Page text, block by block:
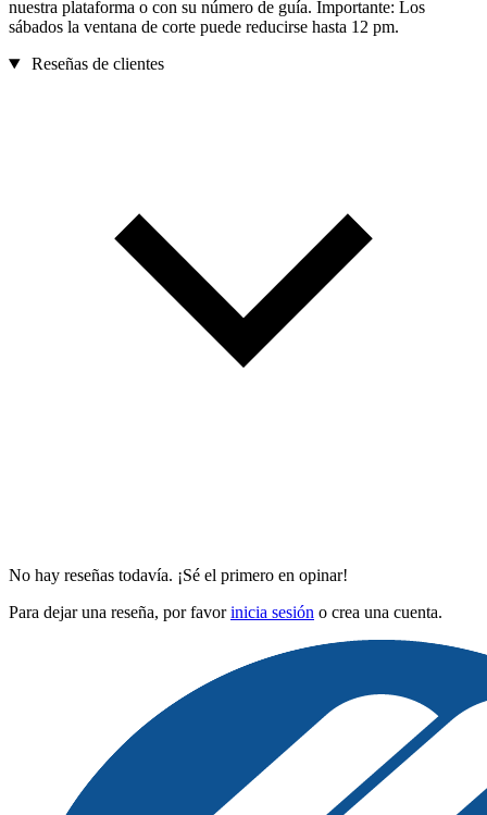
nuestra plataforma o con su número de guía. Importante: Los
sábados la ventana de corte puede reducirse hasta 12 pm.
Reseñas de clientes
No hay reseñas todavía. ¡Sé el primero en opinar!
Para dejar una reseña, por favorinicia sesión o crea una cuenta.